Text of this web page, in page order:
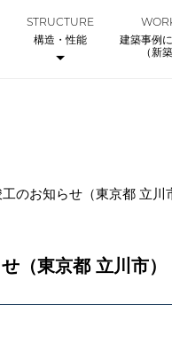
STRUCTURE
構造・性能
建築事例
（新
のお知らせ（東京都 立川
（東京都 立川市）